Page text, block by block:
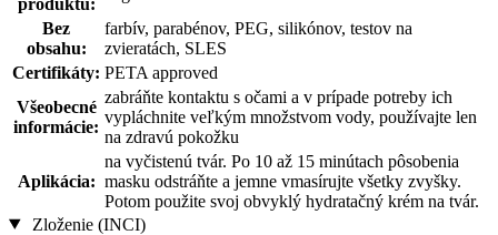
Bez
obsahu:
farbív, parabénov, PEG, silikónov, testov na
zvieratách, SLES
Certifikáty: PETA approved
Všeobecné
informácie:
zabráňte kontaktu s očami a v prípade potreby ich
vypláchnite veľkým množstvom vody, používajte len
na zdravú pokožku
Aplikácia:
na vyčistenú tvár. Po 10 až 15 minútach pôsobenia
masku odstráňte a jemne vmasírujte všetky zvyšky.
Potom použite svoj obvyklý hydratačný krém na tvár.
Zloženie (INCI)